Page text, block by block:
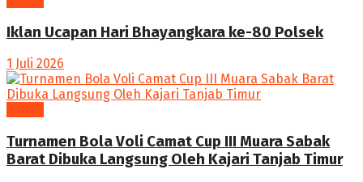
Iklan Ucapan Hari Bhayangkara ke-80 Polsek
1 Juli 2026
Turnamen Bola Voli Camat Cup III Muara Sabak
Barat Dibuka Langsung Oleh Kajari Tanjab Timur